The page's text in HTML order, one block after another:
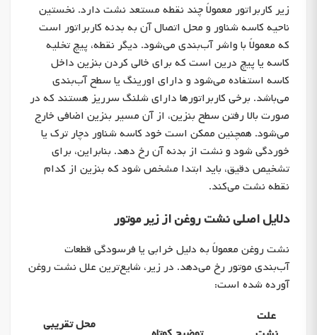
زیر کاربراتور معمولاً چند نقطه مستعد نشت دارد. نخستین
ناحیه کاسه شناور و محل اتصال آن به بدنه کاربراتور است
که معمولاً با واشر آب‌بندی می‌شود. دیگر نقطه، پیچ تخلیه
کاسه یا پیچ درین است که برای خالی کردن بنزین داخل
کاسه استفاده می‌شود و دارای اورینگ یا سطح آب‌بندی
می‌باشد. برخی کاربراتورها دارای شلنگ سرریز هستند که در
صورت بالا رفتن سطح بنزین، از آن مسیر بنزین اضافی خارج
می‌شود. همچنین ممکن است خود کاسه شناور دچار ترک یا
خوردگی شود و نشت از بدنه آن رخ دهد. بنابراین، برای
تشخیص دقیق، باید ابتدا مشخص شود که بنزین از کدام
نقطه نشت می‌کند.
دلایل اصلی نشت روغن از زیر موتور
نشت روغن معمولاً به دلیل خرابی یا فرسودگی قطعات
آب‌بندی موتور رخ می‌دهد. در زیر، شایع‌ترین علل نشت روغن
آورده شده است:
علت
محل تقریبی